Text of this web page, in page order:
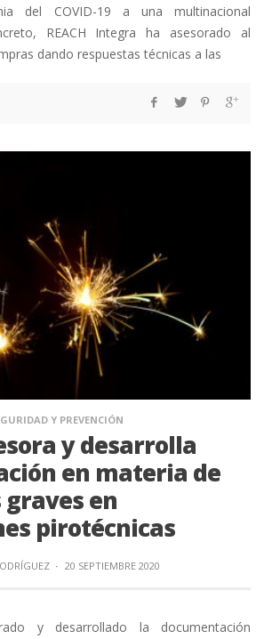
del COVID-19 a una multinacional
REACH Integra ha asesorado al
dando respuestas técnicas a las
Y PREVENCIÓN
y desarrolla
en materia de
en
pirotécnicas
· 20 SEPTIEMBRE 2020
y desarrollado la documentación